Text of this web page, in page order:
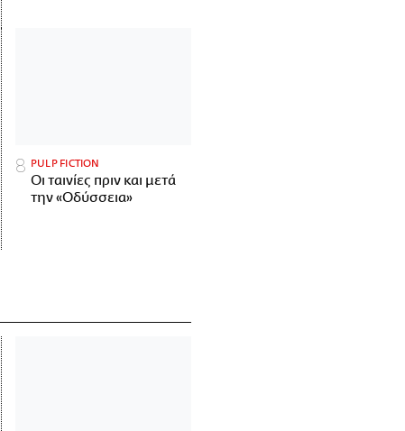
PULP FICTION
Οι ταινίες πριν και μετά
την «Οδύσσεια»